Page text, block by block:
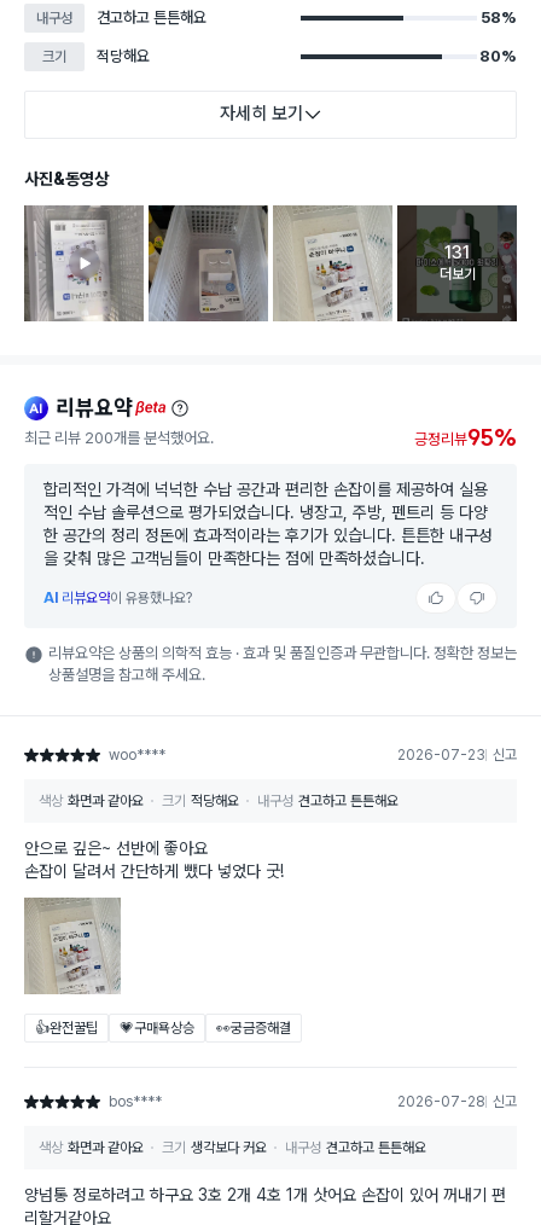
내구성 견고하고 튼튼해요 58%
크기 적당해요 80%
자세히 보기
사진&동영상
고객 리뷰
131
더보기
ai 리뷰요약beta
최근 리뷰 200개를 분석했어요. 긍정리뷰95%
합리적인 가격에 넉넉한 수납 공간과 편리한 손잡이를 제공하여 실용
적인 수납 솔루션으로 평가되었습니다. 냉장고, 주방, 펜트리 등 다양
한 공간의 정리 정돈에 효과적이라는 후기가 있습니다. 튼튼한 내구성
을 갖춰 많은 고객님들이 만족한다는 점에 만족하셨습니다.
AI 리뷰요약이 유용했나요?
리뷰요약은 상품의 의학적 효능 · 효과 및 품질인증과 무관합니다. 정확한 정보는
상품설명을 참고해 주세요.
별점 5점 woo**** 2026-07-23 신고
색상 화면과 같아요 크기 적당해요 내구성 견고하고 튼튼해요
안으로 깊은~ 선반에 좋아요
손잡이 달려서 간단하게 뺐다 넣었다 굿!
👍완전꿀팁 💗구매욕상승 👀궁금증해결
별점 5점 bos**** 2026-07-28 신고
색상 화면과 같아요 크기 생각보다 커요 내구성 견고하고 튼튼해요
양넘통 정로하려고 하구요 3호 2개 4호 1개 삿어요 손잡이 있어 꺼내기 편
리할거같아요